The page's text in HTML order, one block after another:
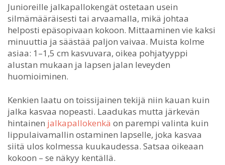
Junioreille jalkapallokengät ostetaan usein
silmämääräisesti tai arvaamalla, mikä johtaa
helposti epäsopivaan kokoon. Mittaaminen vie kaksi
minuuttia ja säästää paljon vaivaa. Muista kolme
asiaa: 1–1,5 cm kasvuvara, oikea pohjatyyppi
alustan mukaan ja lapsen jalan leveyden
huomioiminen.
Kenkien laatu on toissijainen tekijä niin kauan kuin
jalka kasvaa nopeasti. Laadukas mutta järkevän
hintainen jalkapallokenkä on parempi valinta kuin
lippulaivamallin ostaminen lapselle, joka kasvaa
siitä ulos kolmessa kuukaudessa. Satsaa oikeaan
kokoon – se näkyy kentällä.